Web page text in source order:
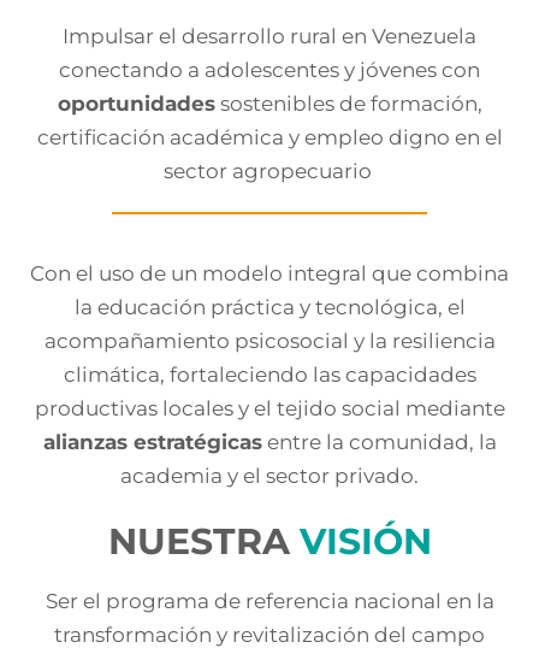
Impulsar el desarrollo rural en Venezuela
conectando a adolescentes y jóvenes con
oportunidadessostenibles de formación,
certificación académica y empleo digno en el
sector agropecuario
Con el uso de un modelo integral que combina
la educación práctica y tecnológica, el
acompañamiento psicosocial y la resiliencia
climática, fortaleciendo las capacidades
productivas locales y el tejido social mediante
alianzas estratégicasentre la comunidad, la
academia y el sector privado.
NUESTRA VISIÓN
Ser el programa de referencia nacional en la
transformación y revitalización del campo